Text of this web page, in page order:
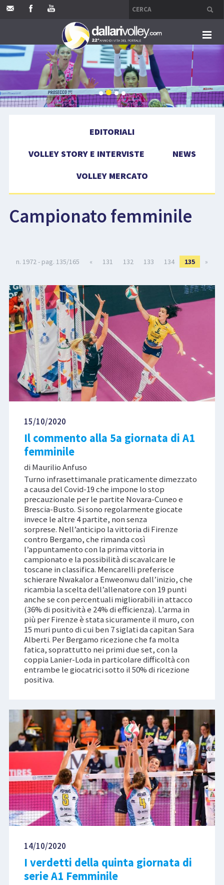
HOME
EDITORIALI
VOLLEY MERCATO
COMPETIZIONI
EVENTI
EDITORIALI
VOLLEY STORY E INTERVISTE
NEWS
VOLLEY MERCATO
Campionato femminile
n. 1972 - pag. 135/165 « 131 132 133 134 135 »
15/10/2020
Il commento alla 5a giornata di A1
femminile
di Maurilio Anfuso
Turno infrasettimanale praticamente dimezzato
a causa del Covid-19 che impone lo stop
precauzionale per le partite Novara-Cuneo e
Brescia-Busto. Si sono regolarmente giocate
invece le altre 4 partite, non senza
sorprese. Nell’anticipo la vittoria di Firenze
contro Bergamo, che rimanda così
l’appuntamento con la prima vittoria in
campionato e la possibilità di scavalcare le
toscane in classifica. Mencarelli preferisce
schierare Nwakalor a Enweonwu dall’inizio, che
ricambia la scelta dell’allenatore con 19 punti
anche se con percentuali migliorabili in attacco
(36% di positività e 24% di efficienza). L’arma in
più per Firenze è stata sicuramente il muro, con
15 muri punto di cui ben 7 siglati da capitan Sara
Alberti. Per Bergamo ricezione che fa molta
fatica, soprattutto nei primi due set, con la
coppia Lanier-Loda in particolare difficoltà con
entrambe le giocatrici sotto il 50% di ricezione
positiva.
14/10/2020
I verdetti della quinta giornata di
serie A1 Femminile